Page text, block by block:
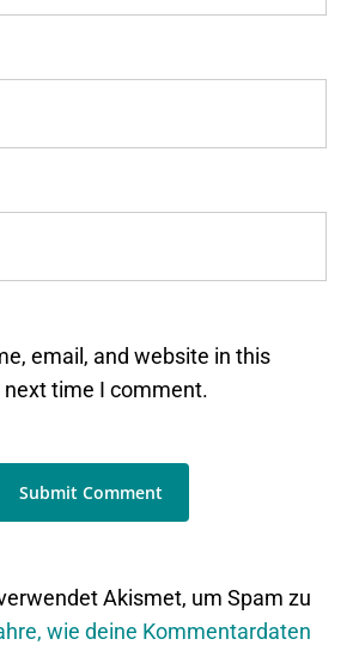
email, and website in this
time I comment.
Akismet, um Spam zu
wie deine Kommentardaten